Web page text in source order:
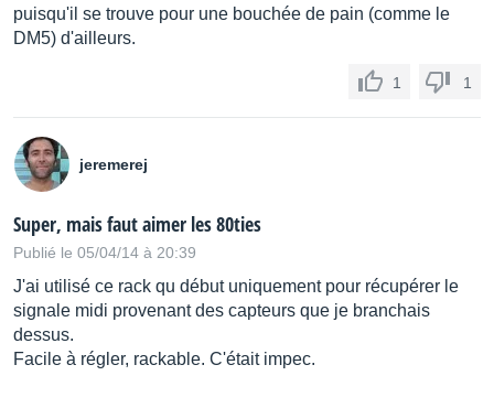
puisqu'il se trouve pour une bouchée de pain (comme le
DM5) d'ailleurs.
1 1
jeremerej
Super, mais faut aimer les 80ties
Publié le 05/04/14 à 20:39
J'ai utilisé ce rack qu début uniquement pour récupérer le
signale midi provenant des capteurs que je branchais
dessus.
Facile à régler, rackable. C'était impec.